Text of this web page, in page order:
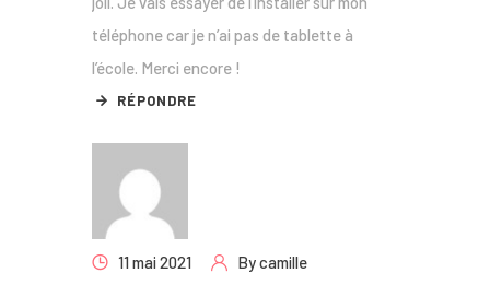
téléphone car je n’ai pas de tablette à
l’école. Merci encore !
RÉPONDRE
11 mai 2021 Bycamille